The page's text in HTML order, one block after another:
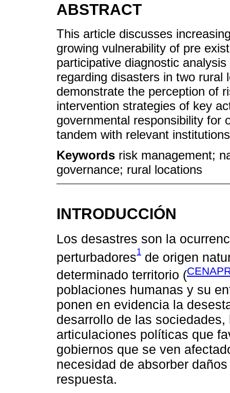
ABSTRACT
This article discusses
growing vulnerability of pre
participative diagnostic
regarding disasters in two rural
demonstrate the perception of
intervention strategies of key
governmental responsibility for
tandem with relevant
Keywords risk management;
governance; rural locations
INTRODUCCIÓN
Los desastres son la
perturbadores1 de origen
determinado territorio (
poblaciones humanas y su
ponen en evidencia la
desarrollo de las
articulaciones políticas que
gobiernos que se ven
necesidad de absorber
respuesta.